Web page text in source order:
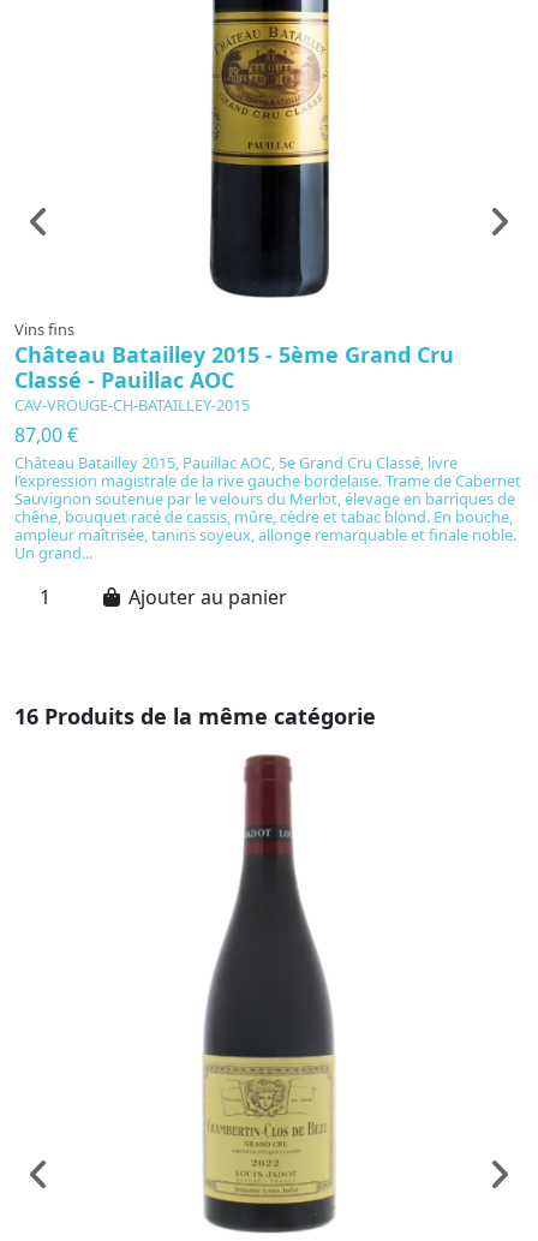
Vins fins
Château Batailley 2015 - 5ème Grand Cru
Classé - Pauillac AOC
CAV-VROUGE-CH-BATAILLEY-2015
87,00 €
Château Batailley 2015, Pauillac AOC, 5e Grand Cru Classé, livre
l’expression magistrale de la rive gauche bordelaise. Trame de Cabernet
Sauvignon soutenue par le velours du Merlot, élevage en barriques de
chêne, bouquet racé de cassis, mûre, cèdre et tabac blond. En bouche,
ampleur maîtrisée, tanins soyeux, allonge remarquable et finale noble.
Un grand...
Ajouter au panier
16 Produits de la même catégorie